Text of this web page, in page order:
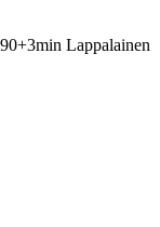
Lappalainen